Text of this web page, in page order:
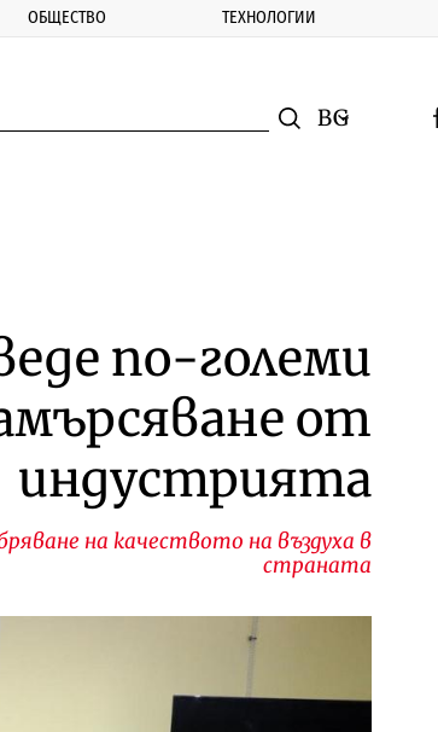
ОБЩЕСТВО ТЕХНОЛОГИИ
Смяна на
по-големи
от
индустрията
на качеството на въздуха в
страната